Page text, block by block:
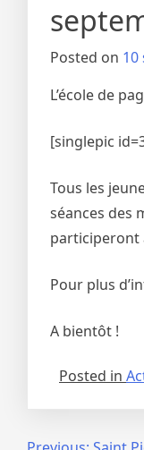
Posted on 10
L’école de
[singlepic
Tous les
séances des
participeront
Pour plus
A bientôt !
Posted in